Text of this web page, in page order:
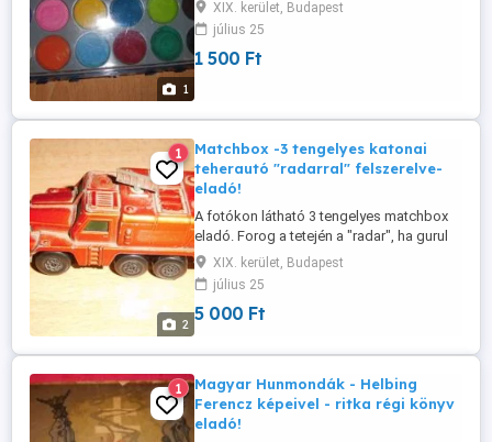
1
bármelyik napon személyesen átvehető
délután 6-tól - egészen késő estig.
Hétvégén is.
XIX. kerület, Budapest
július 25
1 500 Ft
2
1
Matchbox -3 tengelyes katonai
teherautó "radarral" felszerelve-
eladó!
A fotókon látható 3 tengelyes matchbox
eladó. Forog a tetején a "radar", ha gurul
az autó. Nem kínai! "Made in England"!
Gyűjtőknek igazi kuriózum! Kispesten
személyesen átvehető bármelyik napon
délután 6-tól - egészen késő estig.
XIX. kerület, Budapest
július 25
5 000 Ft
1
Magyar Hunmondák - Helbing
Ferencz képeivel - ritka régi könyv
eladó!